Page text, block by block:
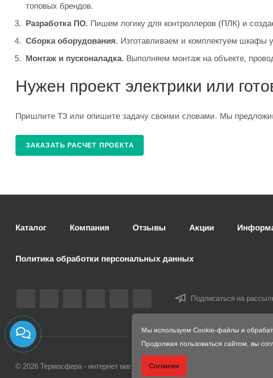
топовых брендов.
Разработка ПО. Пишем логику для контроллеров (ПЛК) и
Сборка оборудования. Изготавливаем и комплектуем шкафы
Монтаж и пусконаладка. Выполняем монтаж на объекте,
Нужен проект электрики или
Пришлите ТЗ или опишите задачу своими словами. Мы
ЗАКАЗАТЬ РАСЧЕТ ПРОЕКТА
Каталог Компания Отзывы Акции
Политика обработки персональных данных
Подписаться на
© 2026 Термосфера - интернет магазин печей и комплектующих
Мы используем Cookie-файлы и
Продолжая пользоваться сайтом, вы
Согласен